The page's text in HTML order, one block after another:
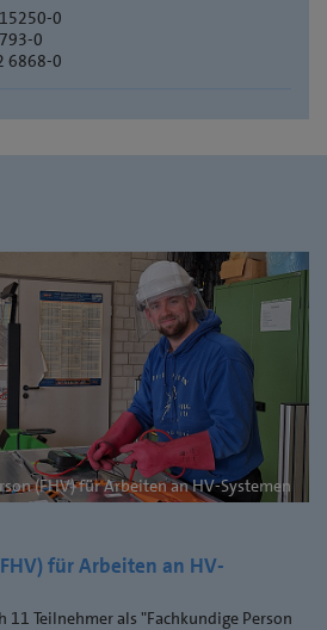
0
0
6868-0
(FHV) für Arbeiten an HV-Systemen
für Arbeiten an HV-
11 Teilnehmer als "Fachkundige Person